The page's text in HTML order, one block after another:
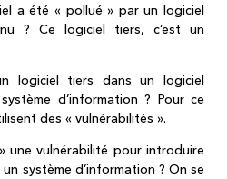
a été « pollué » par un logiciel
? Ce logiciel tiers, c’est un
logiciel tiers dans un logiciel
d’information ? Pour ce
des « vulnérabilités ».
une vulnérabilité pour introduire
système d’information ? On se